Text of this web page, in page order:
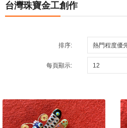
台灣珠寶金工創作
排序:
每頁顯示: